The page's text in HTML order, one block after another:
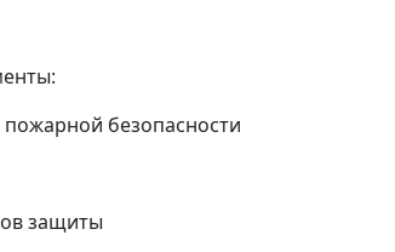
безопасности
защиты